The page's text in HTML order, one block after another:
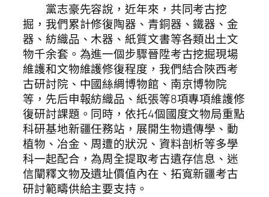
黨志豪先容說，近年來，共同考古挖
掘，我們累計修復陶器、青銅器、鐵器、金
器、紡織品、木器、紙質文書等各類出土文
物千余套。為進一個步驟晉陞考古挖掘現場
維護和文物維護修復程度，我們結合陜西考
古研討院、中國絲綢博物館、南京博物院
等，先后申報紡織品、紙張等8項專項維護修
復研討課題。同時，依托4個國度文物局重點
科研基地新疆任務站，展開生物遺傳學、動
植物、冶金、周遭的狀況、資料剖析等多學
科一起配合，為周全提取考古遺存信息、迷
信闡釋文物及遺址價值內在、拓寬新疆考古
研討範疇供給主要支持。